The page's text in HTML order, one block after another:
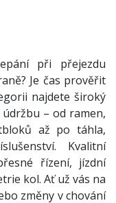
při přejezdu
Je čas prověřit
najdete široký
– od ramen,
až po táhla,
Kvalitní
řízení, jízdní
kol. Ať už vás na
změny v chování